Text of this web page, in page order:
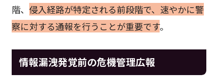
階、 侵入経路が特定される前段階で、速やかに警
察に対する通報を行うことが重要です。
情報漏洩発覚前の危機管理広報